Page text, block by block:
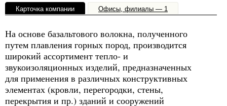
Карточка компании Офисы, филиалы — 1
На основе базальтового волокна, полученного
путем плавления горных пород, производится
широкий ассортимент тепло- и
звукоизоляционных изделий, предназначенных
для применения в различных конструктивных
элементах (кровли, перегородки, стены,
перекрытия и пр.) зданий и сооружений